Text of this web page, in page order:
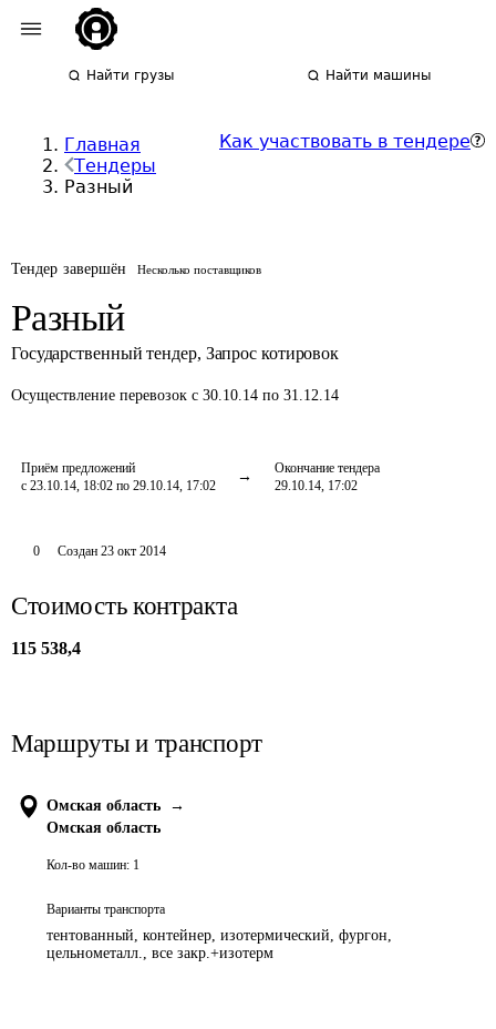
Найти грузы Найти машины
Главная
Тендеры
Разный
Как участвовать в тендере
Тендер завершён Несколько поставщиков
Разный
Государственный тендер, Запрос котировок
Осуществление перевозок с 30.10.14 по 31.12.14
Приём предложений
с 23.10.14, 18:02 по 29.10.14, 17:02
Окончание тендера
29.10.14, 17:02
0 Создан 23 окт 2014
Стоимость контракта
115 538,4
Маршруты и транспорт
Омская область
→
Омская область
Кол-во машин: 1
Варианты транспорта
тентованный, контейнер, изотермический, фургон,
цельнометалл., все закр.+изотерм